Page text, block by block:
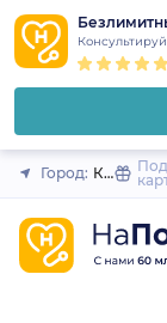
Город: Котово